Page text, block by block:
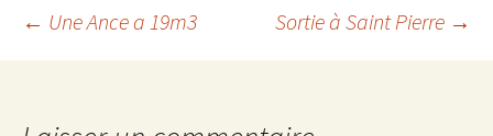
Navigation
← Une Ance a 19m3 Sortie à Saint Pierre →